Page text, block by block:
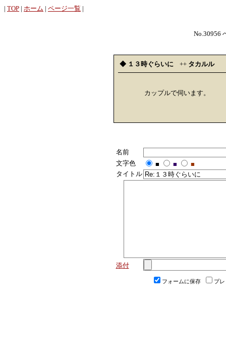
| TOP | ホーム | ページ一覧 |
No.30956
◆ １３時ぐらいに ++ タカルル
カップルで伺います。
名前
文字色
■ ■
■
タイトル
添付
フォームに保存 プ